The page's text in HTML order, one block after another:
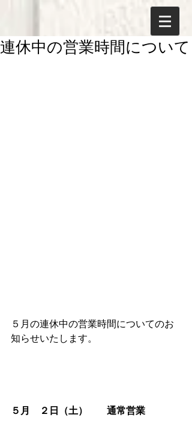
連休中の営業時間について
５月の連休中の営業時間についてのお
知らせいたします。
５月　２日（土）　　通常営業